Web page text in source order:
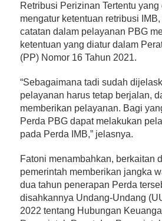
Retribusi Perizinan Tertentu
mengatur ketentuan retribusi
catatan dalam pelayanan PBG
ketentuan yang diatur dalam
(PP) Nomor 16 Tahun 2021.
“Sebagaimana tadi sudah
pelayanan harus tetap berjalan,
memberikan pelayanan. Bagi
Perda PBG dapat melakukan
pada Perda IMB,” jelasnya.
Fatoni menambahkan, berkaitan
pemerintah memberikan jangka
dua tahun penerapan Perda
disahkannya Undang-Undang
2022 tentang Hubungan